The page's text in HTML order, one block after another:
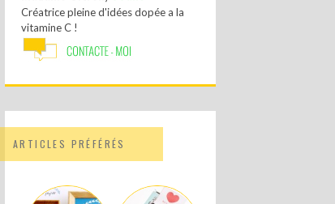
Créatrice pleine d'idées dopée a la
vitamine C !
ARTICLES PRÉFÉRÉS